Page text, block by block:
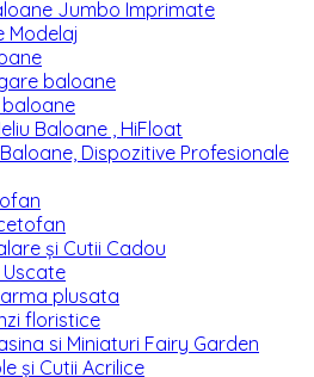
Jumbo Imprimate
Modelaj
baloane
Baloane , HiFloat
Dispozitive Profesionale
și Cutii Cadou
Uscate
plusata
floristice
si Miniaturi Fairy Garden
și Cutii Acrilice